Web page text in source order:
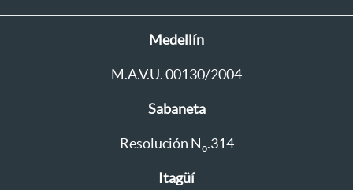
Medellín
M.A.V.U. 00130/2004
Sabaneta
Resolución N o.314
Itagüí